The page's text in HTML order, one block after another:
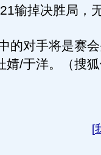
输掉决胜局，
对手将是赛会
婧/于洋。（搜
[